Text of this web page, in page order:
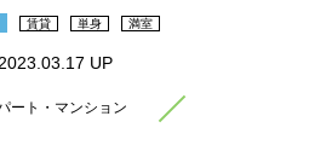
賃貸 単身 満室
2023.03.17 UP
ート・マンション